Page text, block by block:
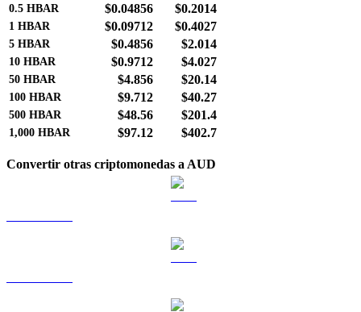
0.5 HBAR $0.04856 $0.2014
1 HBAR $0.09712 $0.4027
5 HBAR $0.4856 $2.014
10 HBAR $0.9712 $4.027
50 HBAR $4.856 $20.14
100 HBAR $9.712 $40.27
500 HBAR $48.56 $201.4
1,000 HBAR $97.12 $402.7
Convertir otras criptomonedas a AUD